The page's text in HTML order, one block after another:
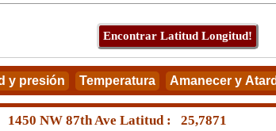
1450 NW 87th Ave Latitud :
25,7871